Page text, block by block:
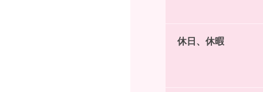
休日、休暇